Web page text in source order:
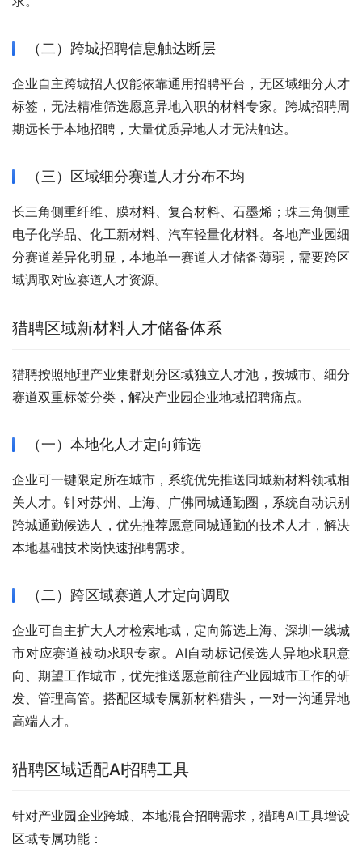
（二）跨城招聘信息触达断层
企业自主跨城招人仅能依靠通用招聘平台，无区域细分人才
标签，无法精准筛选愿意异地入职的材料专家。跨城招聘周
期远长于本地招聘，大量优质异地人才无法触达。
（三）区域细分赛道人才分布不均
长三角侧重纤维、膜材料、复合材料、石墨烯；珠三角侧重
电子化学品、化工新材料、汽车轻量化材料。各地产业园细
分赛道差异化明显，本地单一赛道人才储备薄弱，需要跨区
域调取对应赛道人才资源。
猎聘区域新材料人才储备体系
猎聘按照地理产业集群划分区域独立人才池，按城市、细分
赛道双重标签分类，解决产业园企业地域招聘痛点。
（一）本地化人才定向筛选
企业可一键限定所在城市，系统优先推送同城新材料领域相
关人才。针对苏州、上海、广佛同城通勤圈，系统自动识别
跨城通勤候选人，优先推荐愿意同城通勤的技术人才，解决
本地基础技术岗快速招聘需求。
（二）跨区域赛道人才定向调取
企业可自主扩大人才检索地域，定向筛选上海、深圳一线城
市对应赛道被动求职专家。AI自动标记候选人异地求职意
向、期望工作城市，优先推送愿意前往产业园城市工作的研
发、管理高管。搭配区域专属新材料猎头，一对一沟通异地
高端人才。
猎聘区域适配AI招聘工具
针对产业园企业跨城、本地混合招聘需求，猎聘AI工具增设
区域专属功能：